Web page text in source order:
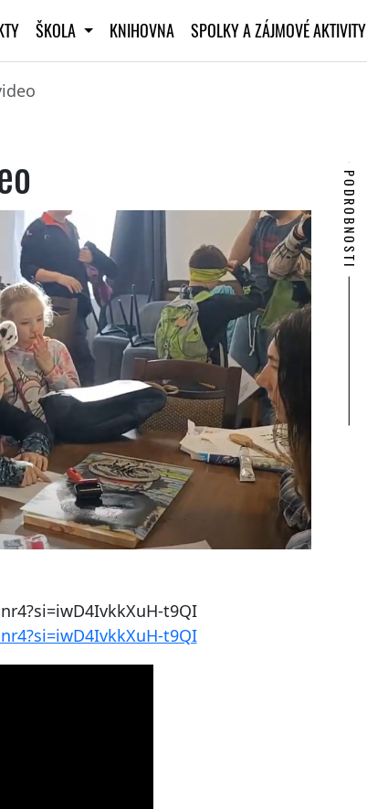
ŠKOLA KNIHOVNA SPOLKY A ZÁJMOVÉ AKTIVITY
t9QI
t9QI
PODROBNOSTI